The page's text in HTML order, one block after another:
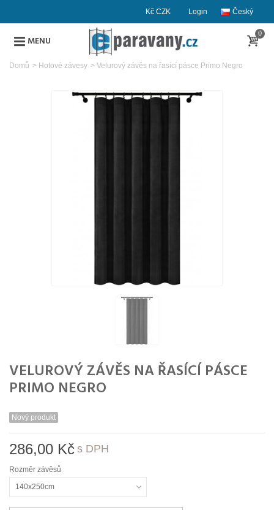
Český
Login
Kč CZK
MENU
0
Domů > Hotové závesy > Velurový závěs na řasící pásce Primo Negro
VELUROVÝ ZÁVĚS NA ŘASÍCÍ PÁSCE
PRIMO NEGRO
Nový produkt
286,00 Kč s DPH
Rozměr závěsů
140x250cm